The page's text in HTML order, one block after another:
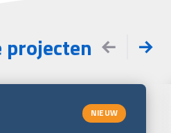
projecten
NIEUW